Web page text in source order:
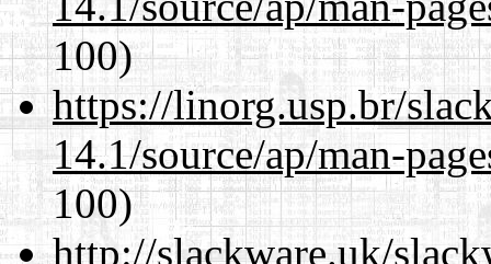
100)
https://linorg.usp.br/
14.1/source/ap/man-
100)
http://slackware.uk/